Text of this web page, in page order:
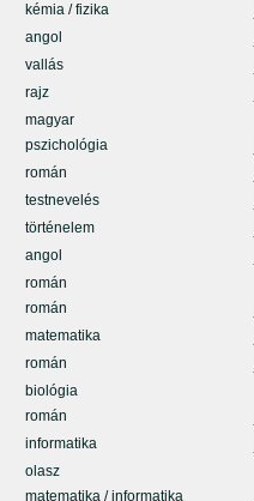
kémia / fizika
angol
vallás
rajz
magyar
pszichológia
román
testnevelés
történelem
angol
román
román
matematika
román
biológia
román
informatika
olasz
matematika / informatika